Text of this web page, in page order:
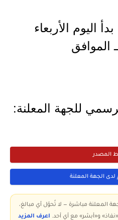
اليوم الأربعاء
1446/03/15هـ الموافق
للجهة المعلنة:
المصدر
لدى الجهة المعلنة
المعلنة مباشرة — لا تُحوّل أي مبالغ،
و«أبشر» مع أي أحد. اعرف المزيد